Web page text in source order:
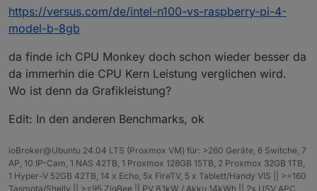
https://versus.com/de/intel-n100-vs-raspberry-pi-4-
model-b-8gb
da finde ich CPU Monkey doch schon wieder besser da
da immerhin die CPU Kern Leistung verglichen wird.
Wo ist denn da Grafikleistung?
Edit: In den anderen Benchmarks, ok
ioBroker@Ubuntu 24.04 LTS (Proxmox VM) für: >260 Geräte, 6 Switche, 7
AP, 10 IP-Cam, 1 NAS 42TB, 1 Proxmox 128GB 15TB, 2 Proxmox 32GB 1TB,
1 Hyper-V 52GB 42TB, 14 x Echo, 5x FireTV, 5 x Tablett/Handy VIS || >=160
Tasmota/Shelly || >=95 ZigBee || PV 8.1kW / Akku 14kWh || 2x USV APC